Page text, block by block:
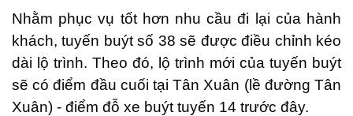
Nhằm phục vụ tốt hơn nhu cầu đi lại của hành
khách, tuyến buýt số 38 sẽ được điều chỉnh kéo
dài lộ trình. Theo đó, lộ trình mới của tuyến buýt
sẽ có điểm đầu cuối tại Tân Xuân (lề đường Tân
Xuân) - điểm đỗ xe buýt tuyến 14 trước đây.